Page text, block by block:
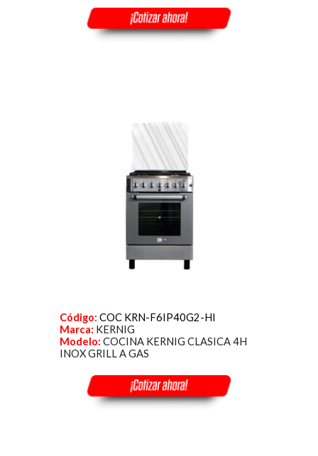
Código: COC KRN-F6IP40G2-HI
Marca: KERNIG
Modelo:COCINA KERNIG CLASICA 4H
INOX GRILL A GAS